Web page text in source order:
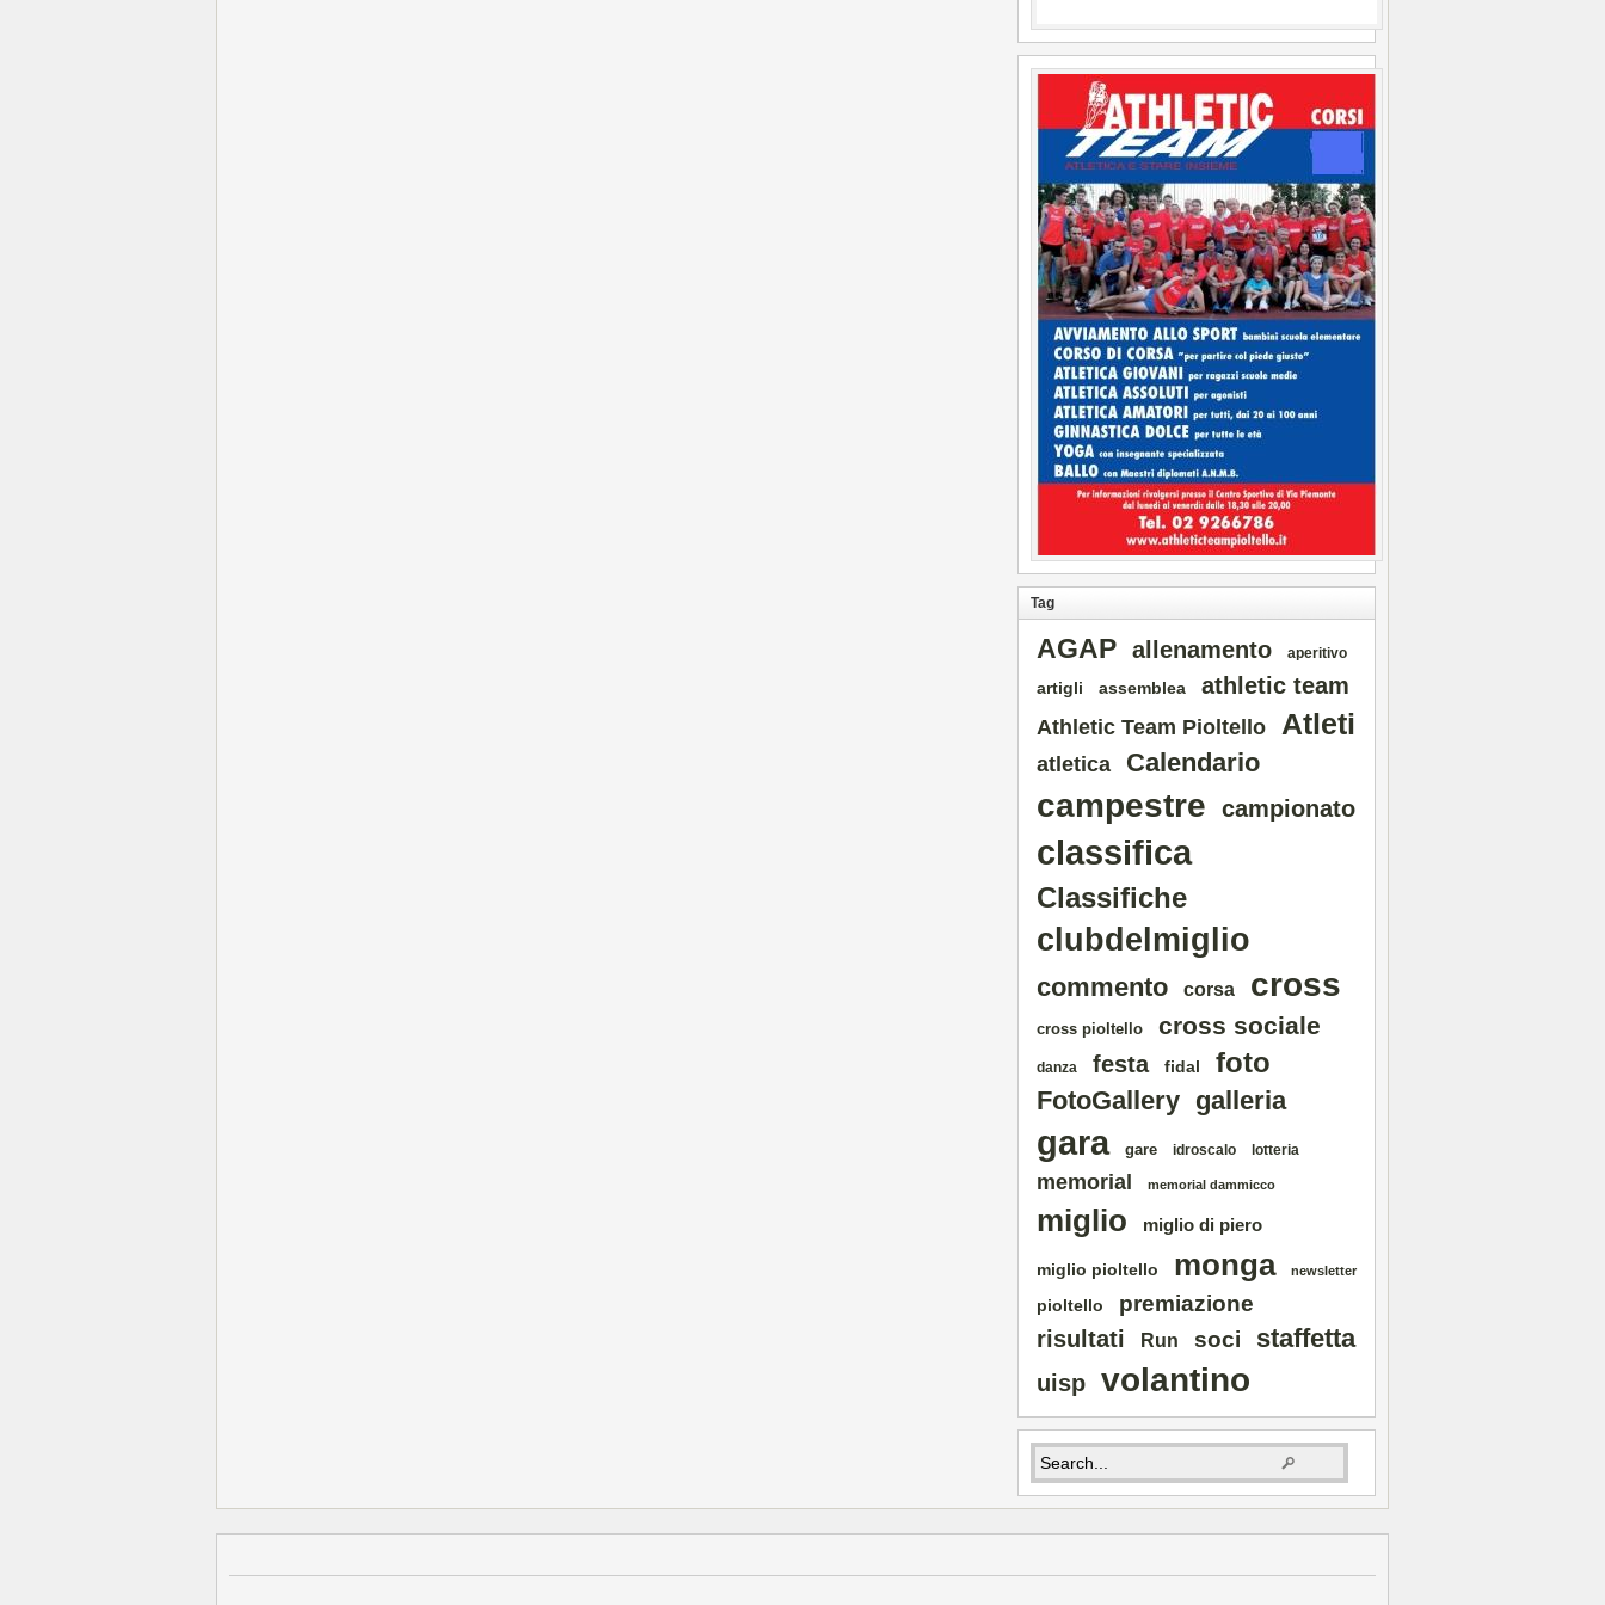
Tag
AGAP allenamento aperitivo
artigli assemblea athletic team
Athletic Team Pioltello Atleti
atletica Calendario
campestre campionato
classifica
Classifiche
clubdelmiglio
commento corsa cross
cross pioltello cross sociale
danza festa fidal foto
FotoGallery galleria
gara gare idroscalo lotteria
memorial memorial dammicco
miglio miglio di piero
miglio pioltello monga newsletter
pioltello premiazione
risultati Run soci staffetta
uisp volantino